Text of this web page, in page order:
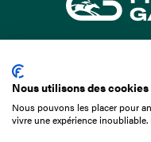
01 49 10 20 29
Nous utilisons des cookies
Nous pouvons les placer pour
vivre une expérience